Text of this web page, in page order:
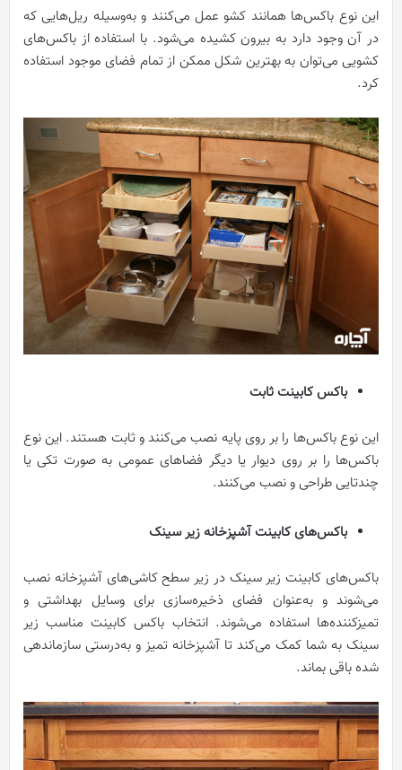
این نوع باکس‌ها همانند کشو عمل می‌کنند و به‌وسیله ریل‌هایی که
در آن وجود دارد به بیرون کشیده می‌‌شود. با استفاده از باکس‌های
کشویی می‌توان به بهترین شکل ممکن از تمام فضای موجود استفاده
کرد.
باکس کابینت ثابت
این نوع باکس‌ها را بر روی پایه نصب می‌کنند و ثابت هستند. این نوع
باکس‌ها را بر روی دیوار یا دیگر فضاهای عمومی به ‌صورت تکی یا
چندتایی طراحی و نصب می‌‌کنند.
باکس‌های کابینت آشپزخانه زیر سینک
باکس‌های کابینت زیر سینک در زیر سطح کاشی‌های آشپزخانه نصب
می‌شوند و به‌عنوان فضای ذخیره‌سازی برای وسایل بهداشتی و
تمیزکننده‌ها استفاده می‌شوند. انتخاب باکس کابینت مناسب زیر
سینک به شما کمک می‌کند تا آشپزخانه تمیز و به‌درستی سازماندهی
شده باقی بماند.